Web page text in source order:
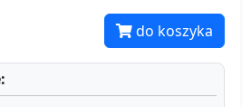
do koszyka